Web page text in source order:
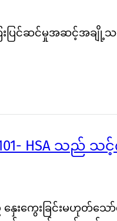
းပြင်ဆင်မှုအဆင့်အချို့
HSA သည် သ
ည် နှေးကွေးခြင်းမဟု